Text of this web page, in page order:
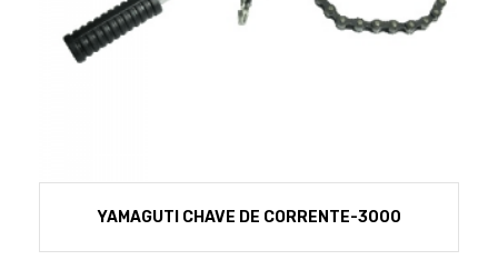
YAMAGUTI CHAVE DE CORRENTE-3000